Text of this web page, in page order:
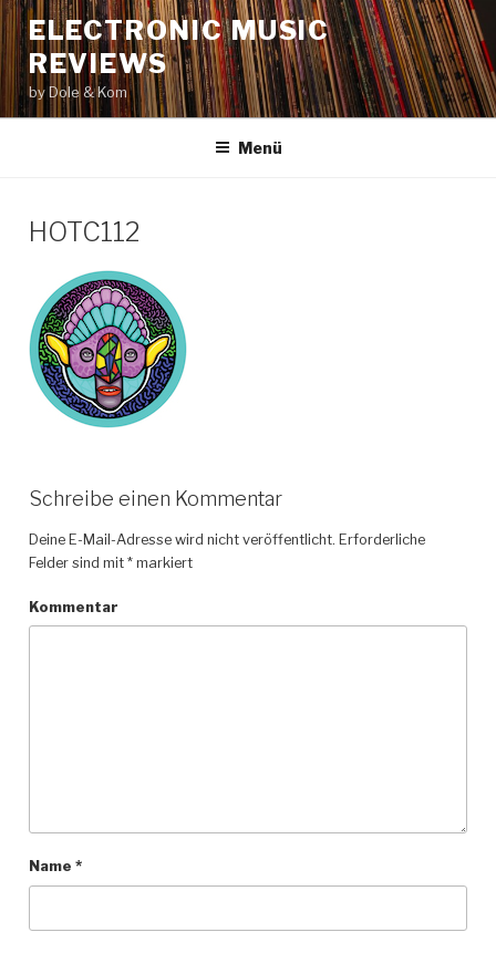
Zum
Inhalt
springen
ELECTRONIC MUSIC
REVIEWS
by Dole & Kom
Menü
HOTC112
Schreibe einen Kommentar
Deine E-Mail-Adresse wird nicht veröffentlicht. Erforderliche
Felder sind mit *markiert
Kommentar
Name *